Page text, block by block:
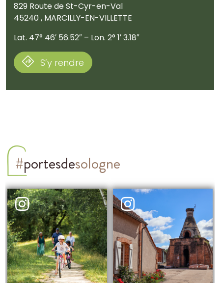
829 Route de St-Cyr-en-Val
45240 , MARCILLY-EN-VILLETTE
Lat. 47° 46′ 56.52″ – Lon. 2° 1′ 3.18″
S’y rendre
#portesdesologne